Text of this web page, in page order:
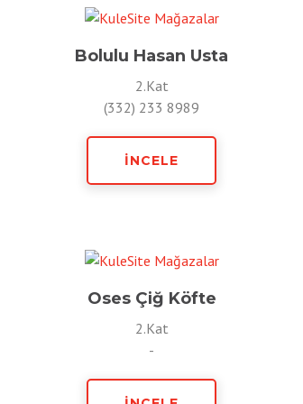
Bolulu Hasan Usta
2.Kat
(332) 233 8989
İNCELE
Oses Çiğ Köfte
2.Kat
-